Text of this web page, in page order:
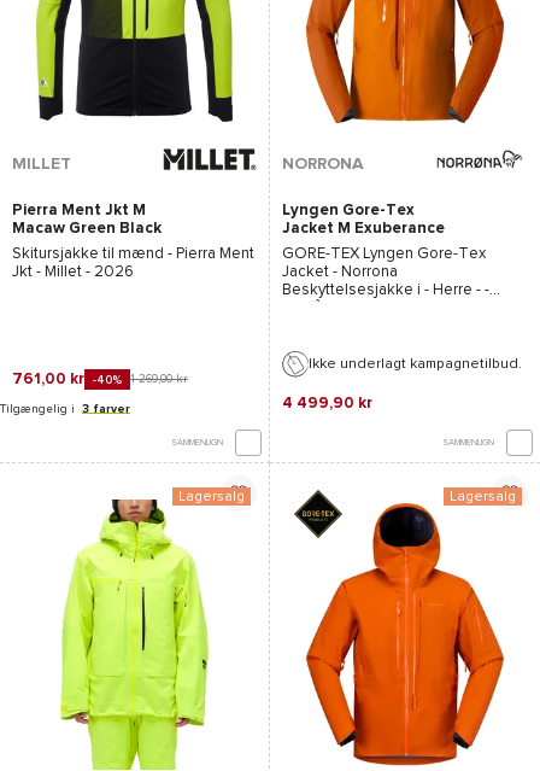
MILLET
Pierra Ment Jkt M
Macaw Green Black
Skitursjakke til mænd - Pierra Ment
Jkt - Millet - 2026
761,00 kr -40% 1 269,00 kr
Tilgængelig i 3 farver
SAMMENLIGN
NORRONA
Lyngen Gore-Tex
Jacket M Exuberance
GORE-TEX Lyngen Gore-Tex
Jacket - Norrona
Beskyttelsesjakke i - Herre - -
Ikke underlagt kampagnetilbud.
4 499,90 kr
SAMMENLIGN
Lagersalg Lagersalg